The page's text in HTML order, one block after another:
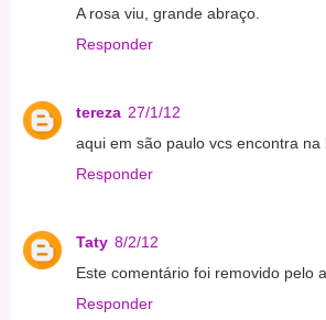
A rosa viu, grande abraço.
Responder
tereza 27/1/12
aqui em são paulo vcs encontra na
Responder
Taty 8/2/12
Este comentário foi removido pelo
Responder